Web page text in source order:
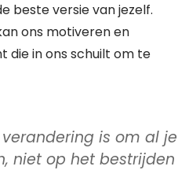
beste versie van jezelf.
ons motiveren en
die in ons schuilt om te
is om al je
niet op het bestrijden